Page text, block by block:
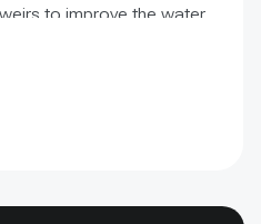
to improve the water